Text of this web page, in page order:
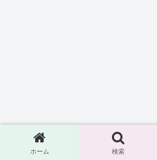
ホーム 検索